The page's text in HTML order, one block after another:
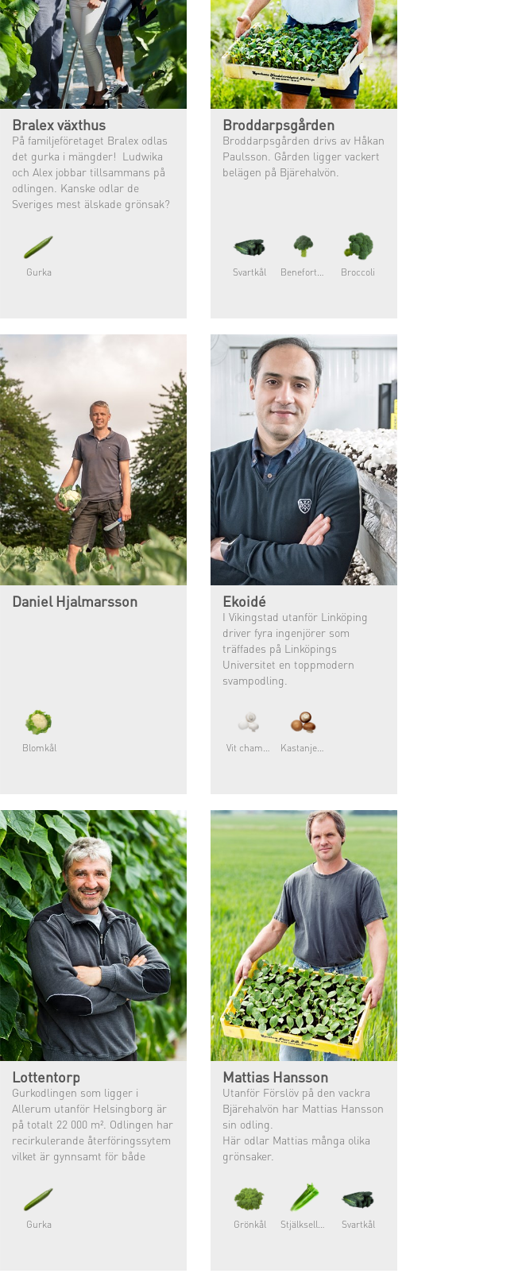
Bralex växthus
På familjeföretaget Bralex odlas
det gurka i mängder! Ludwika
och Alex jobbar tillsammans på
odlingen. Kanske odlar de
Sveriges mest älskade grönsak?
Gurka
Broddarpsgården
Broddarpsgården drivs av Håkan
Paulsson. Gården ligger vackert
belägen på Bjärehalvön.
Svartkål Broccoli
Daniel Hjalmarsson
Blomkål
Ekoidé
I Vikingstad utanför Linköping
driver fyra ingenjörer som
träffades på Linköpings
Universitet en toppmodern
svampodling.
Vit champinjon Kastanjechampinjon
Lottentorp
Gurkodlingen som ligger i
Allerum utanför Helsingborg är
på totalt 22 000 m². Odlingen har
recirkulerande återföringssytem
vilket är gynnsamt för både
Gurka
Mattias Hansson
Utanför Förslöv på den vackra
Bjärehalvön har Mattias Hansson
sin odling.
Här odlar Mattias många olika
grönsaker.
Grönkål Svartkål